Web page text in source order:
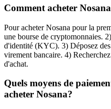
Comment acheter
Pour acheter Nosana pour la
une bourse de cryptomonnaies.
d'identité (KYC). 3) Déposez
virement bancaire. 4)
d'achat.
Quels moyens de
acheter Nosana?